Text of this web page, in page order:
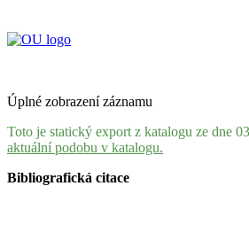
Úplné zobrazení záznamu
Toto je statický export z katalogu ze dne
aktuální podobu v katalogu.
Bibliografická citace